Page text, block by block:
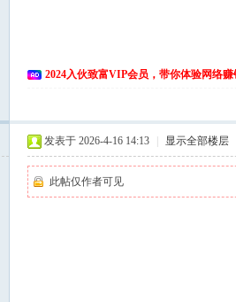
2024入伙致富VIP会员，带你体验网络赚
发表于 2026-4-16 14:13 显示全部楼层
此帖仅作者可见